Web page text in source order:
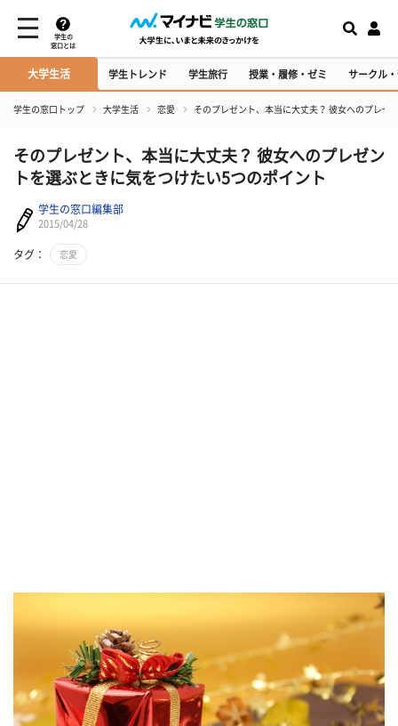
学生の
窓口とは
大学生活 学生トレンド 学生旅行 授業・履修・ゼミ サークル
学生の窓口トップ 大学生活 恋愛 そのプレゼント、本当に大丈夫？ 彼女へのプレゼ
そのプレゼント、本当に大丈夫？ 彼女へのプレゼン
トを選ぶときに気をつけたい5つのポイント
学生の窓口編集部
2015/04/28
タグ： 恋愛